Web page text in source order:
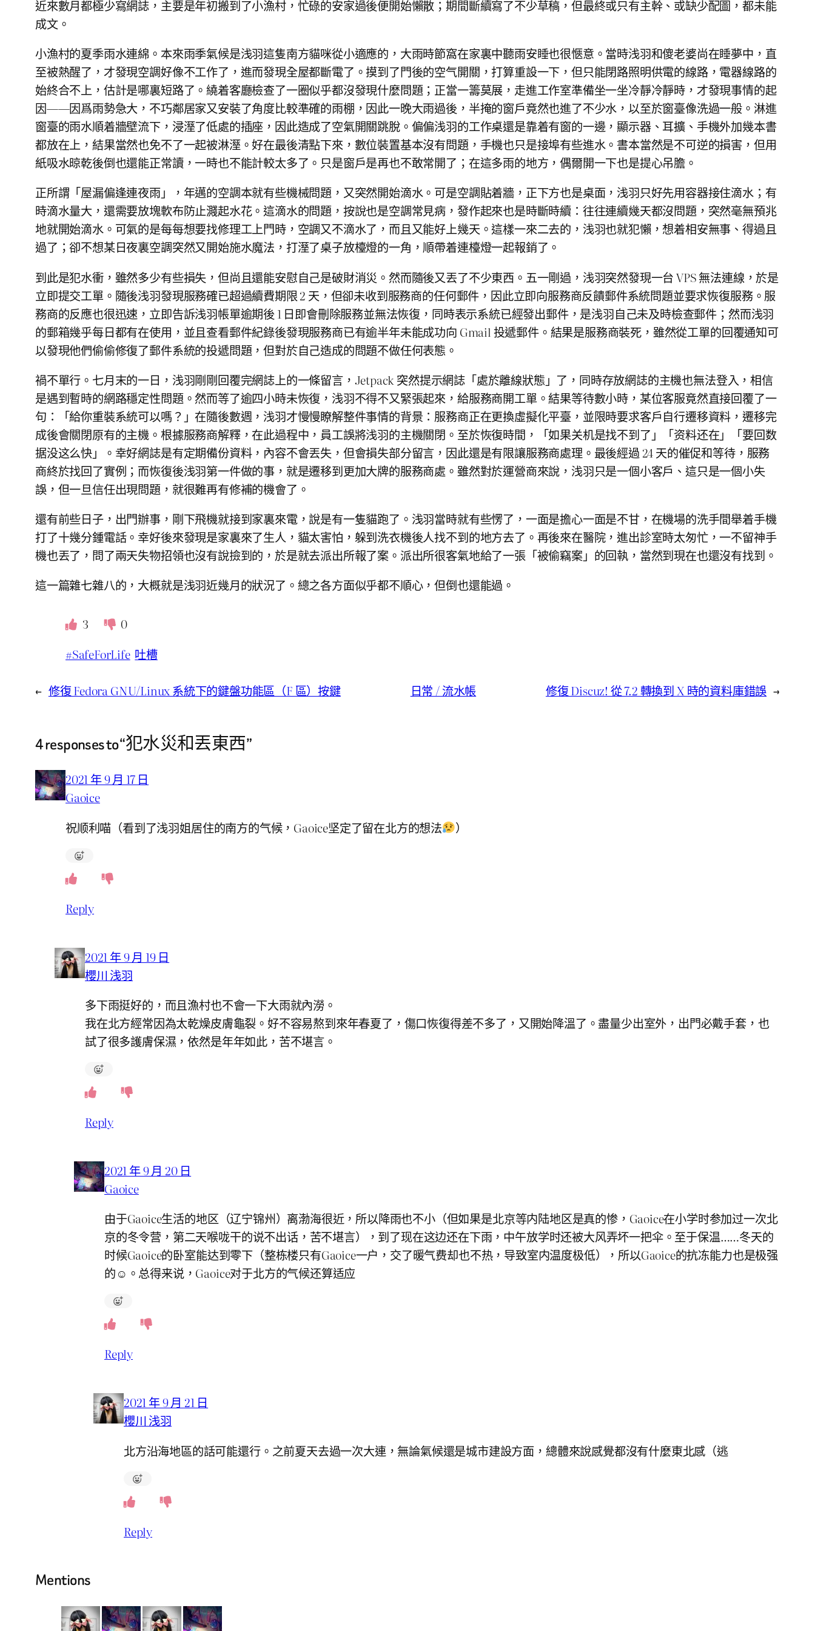
近來數月都極少寫網誌，主要是年初搬到了小漁村，忙碌的安家過後便開始懶散；期間斷續寫了不少草稿，但最終或只有主幹、或缺少配圖，都未能
成文。
小漁村的夏季雨水連綿。本來雨季氣候是浅羽這隻南方貓咪從小適應的，大雨時節窩在家裏中聽雨安睡也很愜意。當時浅羽和傻老婆尚在睡夢中，直
至被熱醒了，才發現空調好像不工作了，進而發現全屋都斷電了。摸到了門後的空气開關，打算重設一下，但只能閉路照明供電的線路，電器線路的
始終合不上，估計是哪裏短路了。繞着客廳檢查了一圈似乎都沒發現什麼問題；正當一籌莫展，走進工作室準備坐一坐冷靜冷靜時，才發現事情的起
因——因爲雨勢急大，不巧鄰居家又安裝了角度比較準確的雨棚，因此一晚大雨過後，半掩的窗戶竟然也進了不少水，以至於窗臺像洗過一般。淋進
窗臺的雨水順着牆壁流下，浸溼了低處的插座，因此造成了空氣開關跳脫。偏偏浅羽的工作桌還是靠着有窗的一邊，顯示器、耳擴、手機外加幾本書
都放在上，結果當然也免不了一起被淋溼。好在最後清點下來，數位裝置基本沒有問題，手機也只是接埠有些進水。書本當然是不可逆的損害，但用
紙吸水晾乾後倒也還能正常讀，一時也不能計較太多了。只是窗戶是再也不敢常開了；在這多雨的地方，偶爾開一下也是提心吊膽。
正所謂「屋漏偏逢連夜雨」，年邁的空調本就有些機械問題，又突然開始滴水。可是空調貼着牆，正下方也是桌面，浅羽只好先用容器接住滴水；有
時滴水量大，還需要放塊軟布防止濺起水花。這滴水的問題，按說也是空調常見病，發作起來也是時斷時續：往往連續幾天都沒問題，突然毫無預兆
地就開始滴水。可氣的是每每想要找修理工上門時，空調又不滴水了，而且又能好上幾天。這樣一來二去的，浅羽也就犯懶，想着相安無事、得過且
過了；卻不想某日夜裏空調突然又開始施水魔法，打溼了桌子放檯燈的一角，順帶着連檯燈一起報銷了。
到此是犯水衝，雖然多少有些損失，但尚且還能安慰自己是破財消災。然而隨後又丟了不少東西。五一剛過，浅羽突然發現一台 VPS 無法連線，於是
立即提交工單。隨後浅羽發現服務確已超過續費期限 2 天，但卻未收到服務商的任何郵件，因此立即向服務商反饋郵件系統問題並要求恢復服務。服
務商的反應也很迅速，立即告訴浅羽帳單逾期後 1 日即會刪除服務並無法恢復，同時表示系統已經發出郵件，是浅羽自己未及時檢查郵件；然而浅羽
的郵箱幾乎每日都有在使用，並且查看郵件紀錄後發現服務商已有逾半年未能成功向 Gmail 投遞郵件。結果是服務商裝死，雖然從工單的回覆通知可
以發現他們偷偷修復了郵件系統的投遞問題，但對於自己造成的問題不做任何表態。
禍不單行。七月末的一日，浅羽剛剛回覆完網誌上的一條留言，Jetpack 突然提示網誌「處於離線狀態」了，同時存放網誌的主機也無法登入，相信
是遇到暫時的網路穩定性問題。然而等了逾四小時未恢復，浅羽不得不又緊張起來，給服務商開工單。結果等待數小時，某位客服竟然直接回覆了一
句：「給你重裝系統可以嗎？」在隨後數週，浅羽才慢慢瞭解整件事情的背景：服務商正在更換虛擬化平臺，並限時要求客戶自行遷移資料，遷移完
成後會關閉原有的主機。根據服務商解釋，在此過程中，員工誤將浅羽的主機關閉。至於恢復時間，「如果关机是找不到了」「资料还在」「要回数
据没这么快」。幸好網誌是有定期備份資料，內容不會丟失，但會損失部分留言，因此還是有限讓服務商處理。最後經過 24 天的催促和等待，服務
商終於找回了實例；而恢復後浅羽第一件做的事，就是遷移到更加大牌的服務商處。雖然對於運營商來說，浅羽只是一個小客戶、這只是一個小失
誤，但一旦信任出現問題，就很難再有修補的機會了。
還有前些日子，出門辦事，剛下飛機就接到家裏來電，說是有一隻貓跑了。浅羽當時就有些愣了，一面是擔心一面是不甘，在機場的洗手間舉着手機
打了十幾分鍾電話。幸好後來發現是家裏來了生人，貓太害怕，躲到洗衣機後人找不到的地方去了。再後來在醫院，進出診室時太匆忙，一不留神手
機也丟了，問了兩天失物招領也沒有說撿到的，於是就去派出所報了案。派出所很客氣地給了一張「被偷竊案」的回執，當然到現在也還沒有找到。
這一篇雜七雜八的，大概就是浅羽近幾月的狀況了。總之各方面似乎都不順心，但倒也還能過。
3
0
#SafeForLife 吐槽
← 修復 Fedora GNU/Linux 系統下的鍵盤功能區（F 區）按鍵 日常 / 流水帳 修復 Discuz! 從 7.2 轉換到 X 時的資料庫錯誤 →
4 responses to “犯水災和丟東西”
2021 年 9 月 17 日
Gaoice
祝顺利喵（看到了浅羽姐居住的南方的气候，Gaoice坚定了留在北方的想法
）
Reply
2021 年 9 月 19 日
櫻川 浅羽
多下雨挺好的，而且漁村也不會一下大雨就內澇。
我在北方經常因為太乾燥皮膚龜裂。好不容易熬到來年春夏了，傷口恢復得差不多了，又開始降溫了。盡量少出室外，出門必戴手套，也
試了很多護膚保濕，依然是年年如此，苦不堪言。
Reply
2021 年 9 月 20 日
Gaoice
由于Gaoice生活的地区（辽宁锦州）离渤海很近，所以降雨也不小（但如果是北京等内陆地区是真的惨，Gaoice在小学时参加过一次北
京的冬令营，第二天喉咙干的说不出话，苦不堪言），到了现在这边还在下雨，中午放学时还被大风弄坏一把伞。至于保温……冬天的
时候Gaoice的卧室能达到零下（整栋楼只有Gaoice一户，交了暖气费却也不热，导致室内温度极低），所以Gaoice的抗冻能力也是极强
的☺。总得来说，Gaoice对于北方的气候还算适应
Reply
2021 年 9 月 21 日
櫻川 浅羽
北方沿海地區的話可能還行。之前夏天去過一次大連，無論氣候還是城市建設方面，總體來說感覺都沒有什麼東北感（逃
Reply
Mentions